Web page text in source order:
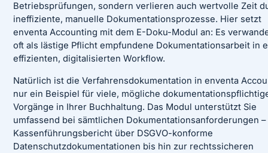
Betriebsprüfungen, sondern verlieren auch wertvolle Zeit
ineffiziente, manuelle Dokumentationsprozesse. Hier setzt
enventa Accounting mit dem E-Doku-Modul an: Es
oft als lästige Pflicht empfundene Dokumentationsarbeit in
effizienten, digitalisierten Workflow.
Natürlich ist die Verfahrensdokumentation in enventa
nur ein Beispiel für viele, mögliche
Vorgänge in Ihrer Buchhaltung. Das Modul unterstützt Sie
umfassend bei sämtlichen Dokumentationsanforderungen –
Kassenführungsbericht über DSGVO-konforme
Datenschutzdokumentationen bis hin zur rechtssicheren